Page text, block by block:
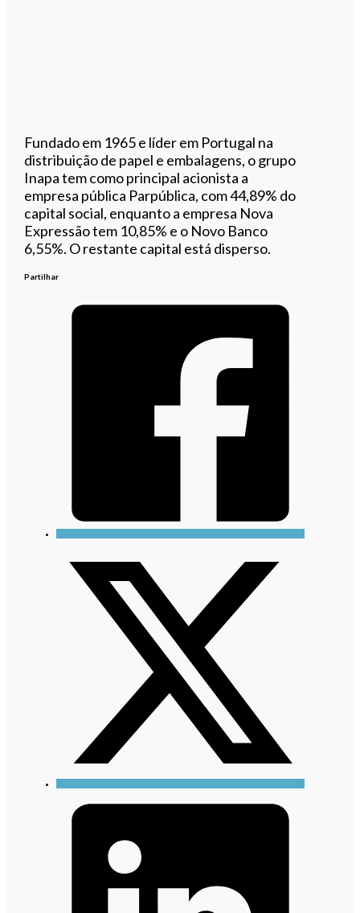
Fundado em 1965 e líder em Portugal na
distribuição de papel e embalagens, o grupo
Inapa tem como principal acionista a
empresa pública Parpública, com 44,89% do
capital social, enquanto a empresa Nova
Expressão tem 10,85% e o Novo Banco
6,55%. O restante capital está disperso.
Partilhar